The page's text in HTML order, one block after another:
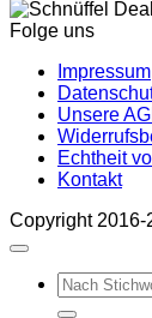
Folge uns
Impressum
Unsere
Echtheit
Kontakt
Copyright
Suchen
nach: